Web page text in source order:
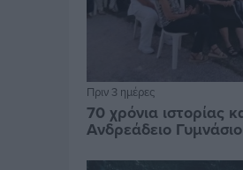
Πριν 3 ημέρες
70 χρόνια ιστορίας
Ανδρεάδειο